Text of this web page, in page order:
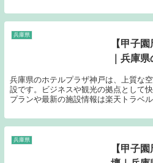
兵庫県
【甲子
｜兵庫
兵庫県のホテルプラザ神戸は、上質な
設です。ビジネスや観光の拠点として
プランや最新の施設情報は楽天トラベ
兵庫県
【甲子